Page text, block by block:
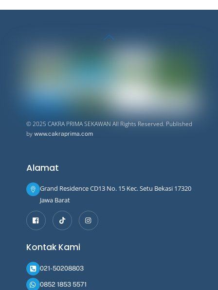
Back
© 2025 CAKRA PRIMA SEKAWAN All Rights Reserved. Published
bywww.cakraprima.com
Alamat
Grand Residence CD13 No. 15 Kec. Setu Bekasi 17320
Jawa Barat
Icon
Kontak Kami
021-50208803
0852 1853 5571